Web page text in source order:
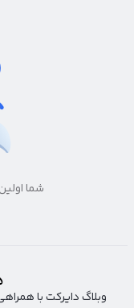
شما
وبلاگ دایرکت با